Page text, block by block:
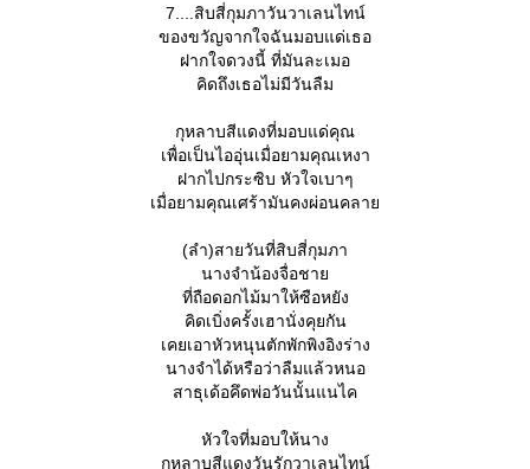
7....สิบสี่กุมภาวันวาเลนไทน์
ของขวัญจากใจฉันมอบแด่เธอ
ฝากใจดวงนี้ ที่มันละเมอ
คิดถึงเธอไม่มีวันลืม
กุหลาบสีแดงที่มอบแด่คุณ
เพื่อเป็นไออุ่นเมื่อยามคุณเหงา
ฝากไปกระซิบ หัวใจเบาๆ
เมื่อยามคุณเศร้ามันคงผ่อนคลา
(ลำ)สายวันที่สิบสี่กุมภา
นางจำน้องจื่อชา
ที่ถือดอกไม้มาให้ซือหยัง
คิดเบิ่งครั้งเฮานั่งคุยกัน
เคยเอาหัวหนุนตักพักพิงอิงร่าง
นางจำได้หรือว่าลืมแล้วหนอ
สาธุเด้อคึดพ่อวันนั้นแนไค
หัวใจที่มอบให้นาง
กุหลาบสีแดงวันรักวาเลนไทน์